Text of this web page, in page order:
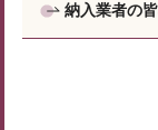
納入業者の